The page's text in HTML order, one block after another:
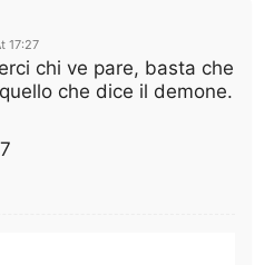
17:27
chi ve pare, basta che
che dice il demone.
7